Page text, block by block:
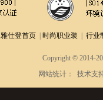
雅仕登首页 时尚职业装 行业
Copyright © 2014-
网站统计：
技术支